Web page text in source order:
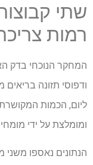
שתי
רמות
המחקר הנוכחי בדק
ומומלצת על ידי